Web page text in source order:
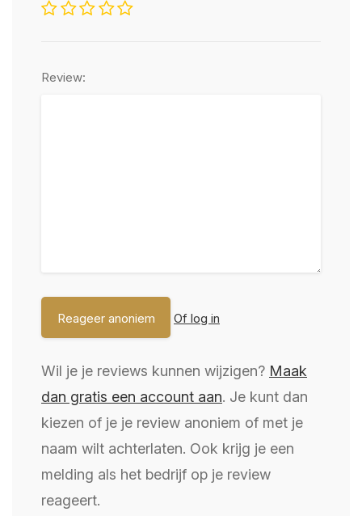
Review:
Of log in
Wil je je reviews kunnen wijzigen? Maak
dan gratis een account aan. Je kunt dan
kiezen of je je review anoniem of met je
naam wilt achterlaten. Ook krijg je een
melding als het bedrijf op je review
reageert.